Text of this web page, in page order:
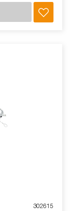
302615